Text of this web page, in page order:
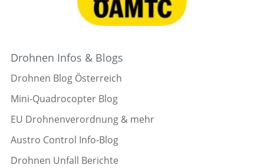
Drohnen Infos & Blogs
Drohnen Blog Österreich
Mini-Quadrocopter Blog
EU Drohnenverordnung & mehr
Austro Control Info-Blog
Drohnen Unfall Berichte